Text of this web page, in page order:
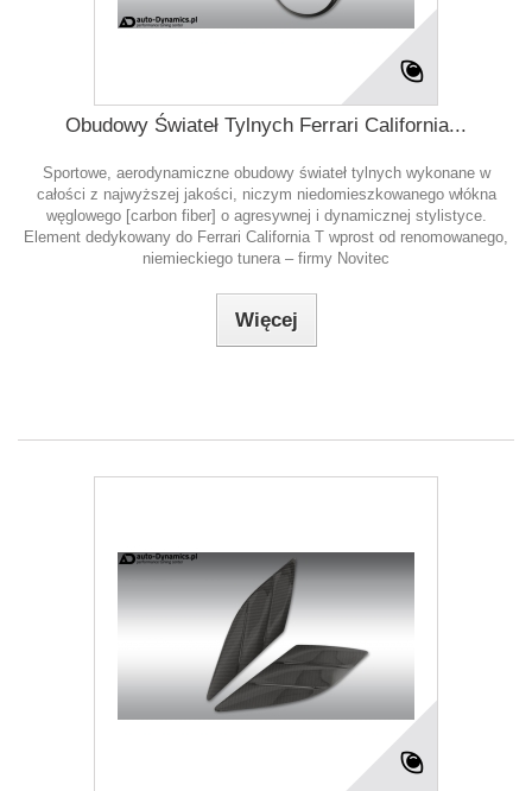
Obudowy Świateł Tylnych Ferrari California...
Sportowe, aerodynamiczne obudowy świateł tylnych wykonane w
całości z najwyższej jakości, niczym niedomieszkowanego włókna
węglowego [carbon fiber] o agresywnej i dynamicznej stylistyce.
Element dedykowany do Ferrari California T wprost od renomowanego,
niemieckiego tunera – firmy Novitec
Więcej